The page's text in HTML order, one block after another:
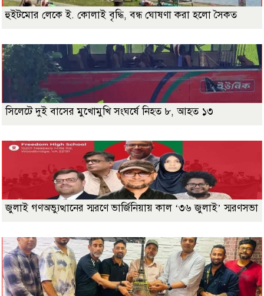
হুইটমোর লেকে ই. কোলাই বৃদ্ধি, বন্ধ ঘোষণা করা হলো সৈকত
সিলেটে দুই বাসের মুখোমুখি সংঘর্ষে নিহত ৮, আহত ১৩
জুলাই গণঅভ্যুত্থানের স্মরণে ভার্জিনিয়ায় কাল ‘৩৬ জুলাই’ স্মরণসভা